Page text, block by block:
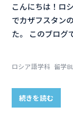
こんにちは！ロ
でカザフスタン
た。 このブログ
ロシア語学科 留学
続きを読む